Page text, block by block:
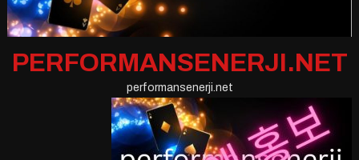
PERFORMANSENERJI.NET
performansenerji.net